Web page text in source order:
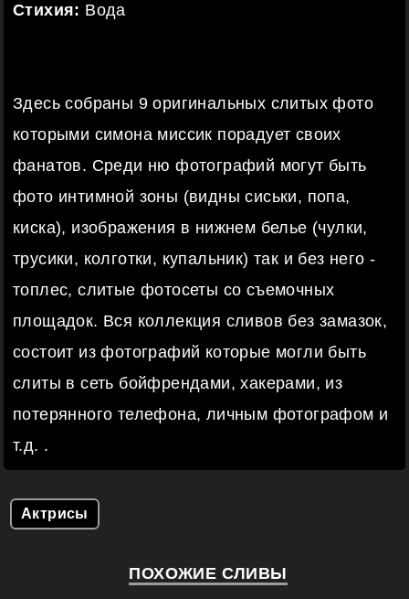
Стихия: Вода
Здесь собраны 9 оригинальных слитых фото
которыми симона миссик порадует своих
фанатов. Среди ню фотографий могут быть
фото интимной зоны (видны сиськи, попа,
киска), изображения в нижнем белье (чулки,
трусики, колготки, купальник) так и без него -
топлес, слитые фотосеты со съемочных
площадок. Вся коллекция сливов без замазок,
состоит из фотографий которые могли быть
слиты в сеть бойфрендами, хакерами, из
потерянного телефона, личным фотографом и
т.д. .
Актрисы
ПОХОЖИЕ СЛИВЫ